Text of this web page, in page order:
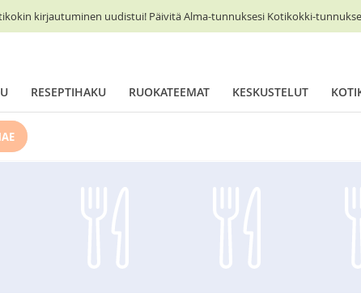
kirjautuminen uudistui! Päivitä Alma-tunnuksesi Kotikokki-
RESEPTIHAKU RUOKATEEMAT KESKUSTELUT